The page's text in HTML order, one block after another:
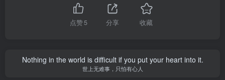
点赞5 分享 收藏
Nothing in the world is difficult if you put your heart into it.
世上无难事，只怕有心人